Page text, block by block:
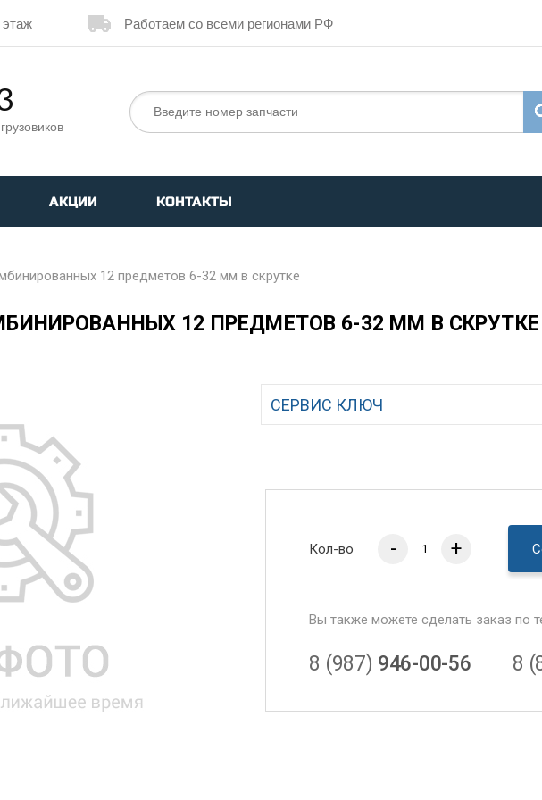
Работаем со всеми регионами РФ
АКЦИИ КОНТАКТЫ
12 предметов 6-32 мм в скрутке
12 ПРЕДМЕТОВ 6-32 ММ В СКРУТКЕ
СЕРВИС КЛЮЧ
Кол-во - +
Вы также можете сделать заказ по
8 (987) 946-00-56 8